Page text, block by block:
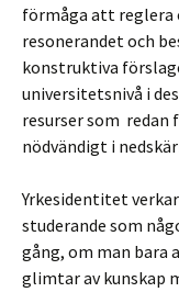
förmåga att reglera
resonerandet och
konstruktiva
universitetsnivå i
resurser som
nödvändigt i
Yrkesidentitet
studerande som
gång, om man bara
glimtar av kunskap